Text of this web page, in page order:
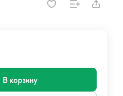
В корзину